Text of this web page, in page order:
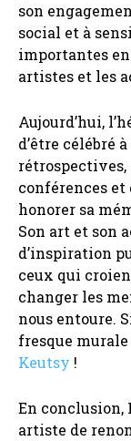
son
social et à
importantes
artistes et les
Aujourd’hui,
d’être célébré
rétrospectives,
conférences et
honorer sa
Son art et son
d’inspiration
ceux qui
changer les
nous entoure.
fresque
Keutsy !
En conclusion,
artiste de